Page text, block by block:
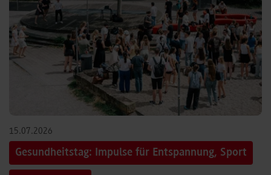
15.07.2026
Gesundheitstag: Impulse für Entspannung, Sport